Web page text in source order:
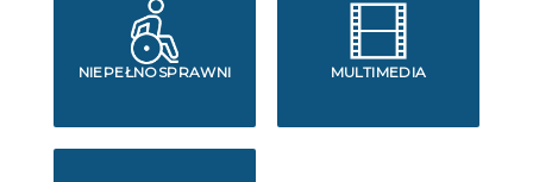
NIEPEŁNOSPRAWNI MULTIMEDIA